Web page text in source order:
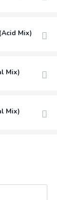
Mix)
Mix)
Mix)